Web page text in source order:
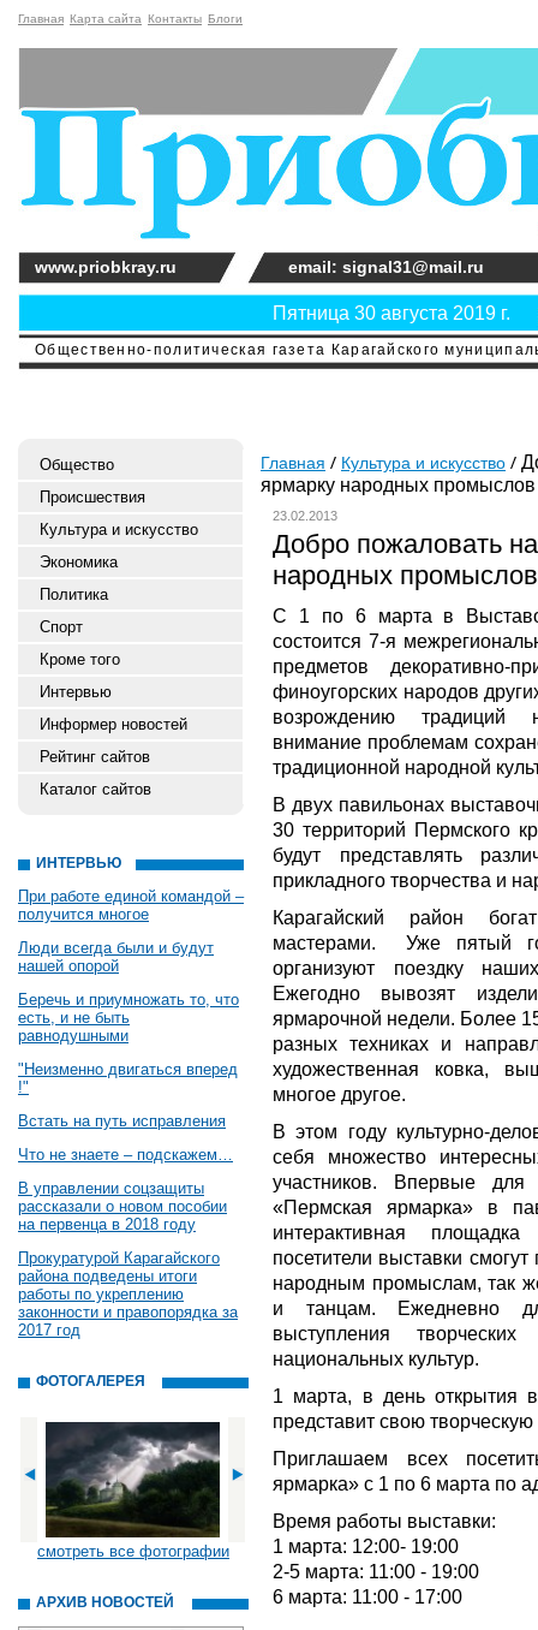
Главная Карта сайта Контакты Блоги
Общественно-политическая газета Карагайского
Пятница 30 августа 2019 г.
www.priobkray.ru email: signal31@mail.ru
Общество
Происшествия
Культура и искусство
Экономика
Политика
Спорт
Кроме того
Интервью
Информер новостей
Рейтинг сайтов
Каталог сайтов
ИНТЕРВЬЮ
При работе единой командой –
получится многое
Люди всегда были и будут
нашей опорой
Беречь и приумножать то, что
есть, и не быть
равнодушными
"Неизменно двигаться вперед
!"
Встать на путь исправления
Что не знаете – подскажем…
В управлении соцзащиты
рассказали о новом пособии
на первенца в 2018 году
Прокуратурой Карагайского
района подведены итоги
работы по укреплению
законности и правопорядка за
2017 год
ФОТОГАЛЕРЕЯ
смотреть все фотографии
АРХИВ НОВОСТЕЙ
Главная Культура и искусство
ярмарку народных промыслов
23.02.2013
Добро пожаловать
народных промыслов
С 1 по 6 марта в
состоится 7-я
предметов декоративно-
финоугорских народов
возрождению традиций
внимание проблемам
традиционной народной
В двух павильонах
30 территорий Пермского
будут представлять
прикладного творчества и
Карагайский район
мастерами. Уже пятый
организуют поездку
Ежегодно вывозят
ярмарочной недели. Более
разных техниках и
художественная ковка,
многое другое.
В этом году культурно-
себя множество
участников. Впервые для
«Пермская ярмарка» в
интерактивная
посетители выставки
народным промыслам, так
и танцам. Ежедневно
выступления
национальных культур.
1 марта, в день открытия
представит свою
Приглашаем всех
ярмарка» с 1 по 6 марта по
Время работы выставки:
1 марта: 12:00- 19:00
2-5 марта: 11:00 - 19:00
6 марта: 11:00 - 17:00